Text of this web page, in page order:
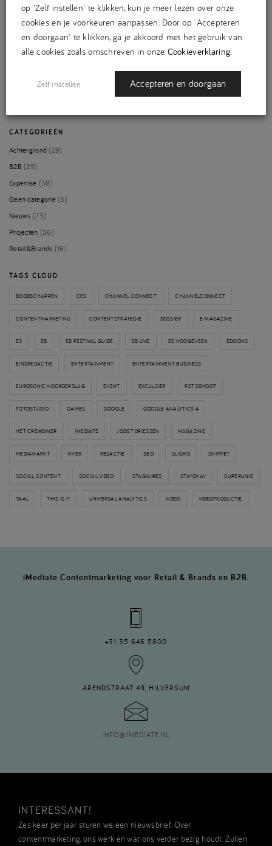
CATEGORIEËN
Achtergrond (29)
B2B(29)
Expertise (38)
Geen categorie (3)
Nieuws (73)
Projecten (36)
Retail&Brands (16)
TAGS CLOUD
BOODSCHAPPEN CES CHANNEL CONNECT CHANNELCONNECT
CONTENTMARKETING CONTENTSTRATEGIE DOSSIER E-MAGAZINE
E3 EB EB FESTIVAL GUIDE EB LIVE ED HOOGEVEEN EDISONS
EINDREDACTIE ENTERTAINMENT ENTERTAINMENT BUSINESS
EUROSONIC NOORDERSLAG EVENT EXCLUSIEF FOTOSHOOT
FOTOSTUDIO GAMES GOOGLE GOOGLE ANALYTICS 4
HÉT CREWDINER IMEDIATE JOOST DRIESSEN MAGAZINE
MEDIAMARKT NVER REDACTIE SEO SLIGRO SNIPPET
SOCIAL CONTENT SOCIAL VIDEO STAGIAIRES STAYOKAY SUPERUNIE
TAAL THIS IS IT UNIVERSAL ANALYTICS VIDEO VIDEOPRODUCTIE
iMediate Contentmarketing voor Retail & Brands en B2B.
+31 35 646 5800
ARENDSTRAAT 49, HILVERSUM
INFO@ IMEDIATE.NL
INTERESSANT!
Zes keer per jaar sturen we een nieuwsbrief. Over
contentmarketing, ons werk en wat ons verder bezig houdt. Zullen
op 'Zelf instellen' te klikken, kun je meer lezen over onze
cookies en je voorkeuren aanpassen. Door op 'Accepteren
en doorgaan' te klikken, ga je akkoord met het gebruik van
alle cookies zoals omschreven in onze Cookieverklaring
Zelf instellen Accepteren en doorgaan